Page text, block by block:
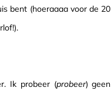
bent (hoeraaaa voor de 20
Ik probeer (probeer) geen